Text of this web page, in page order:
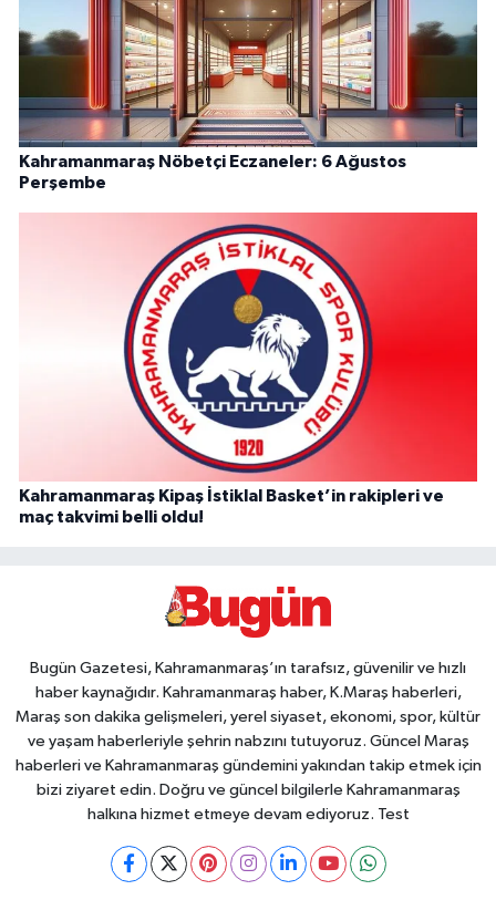
Kahramanmaraş Nöbetçi Eczaneler: 6 Ağustos
Perşembe
Kahramanmaraş Kipaş İstiklal Basket’in rakipleri ve
maç takvimi belli oldu!
Bugün Gazetesi, Kahramanmaraş’ın tarafsız, güvenilir ve hızlı
haber kaynağıdır. Kahramanmaraş haber, K.Maraş haberleri,
Maraş son dakika gelişmeleri, yerel siyaset, ekonomi, spor, kültür
ve yaşam haberleriyle şehrin nabzını tutuyoruz. Güncel Maraş
haberleri ve Kahramanmaraş gündemini yakından takip etmek için
bizi ziyaret edin. Doğru ve güncel bilgilerle Kahramanmaraş
halkına hizmet etmeye devam ediyoruz. Test